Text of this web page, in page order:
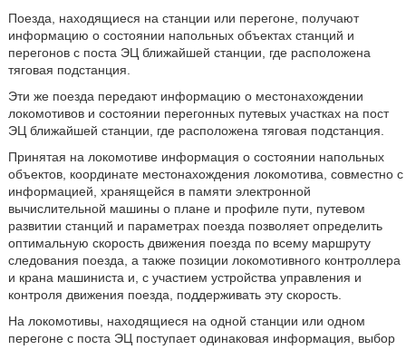
Поезда, находящиеся на станции или перегоне, получают
информацию о состоянии напольных объектах станций и
перегонов с поста ЭЦ ближайшей станции, где расположена
тяговая подстанция.
Эти же поезда передают информацию о местонахождении
локомотивов и состоянии перегонных путевых участках на пост
ЭЦ ближайшей станции, где расположена тяговая подстанция.
Принятая на локомотиве информация о состоянии напольных
объектов, координате местонахождения локомотива, совместно с
информацией, хранящейся в памяти электронной
вычислительной машины о плане и профиле пути, путевом
развитии станций и параметрах поезда позволяет определить
оптимальную скорость движения поезда по всему маршруту
следования поезда, а также позиции локомотивного контроллера
и крана машиниста и, с участием устройства управления и
контроля движения поезда, поддерживать эту скорость.
На локомотивы, находящиеся на одной станции или одном
перегоне с поста ЭЦ поступает одинаковая информация, выбор